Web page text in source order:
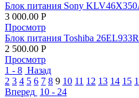
Блок питания Sony
3 000.00 Р
Просмотр
Блок питания Toshiba
2 500.00 Р
Просмотр
1 - 8 Назад
2 3 4 5 6 7 8 9 10 11 12 13 14 15
Вперед 10 - 24